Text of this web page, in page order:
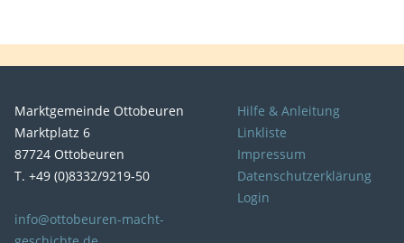
Marktgemeinde Ottobeuren
Marktplatz 6
87724 Ottobeuren
T. +49 (0)8332/9219-50
info@ottobeuren-macht-
Hilfe & Anleitung
Linkliste
Impressum
Datenschutzerklärung
Login